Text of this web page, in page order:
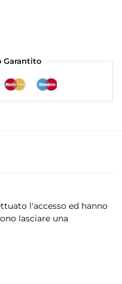
Garantito
l'accesso ed hanno
lasciare una